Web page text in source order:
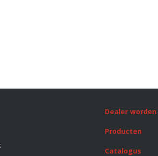
Dealer worden
Producten
Catalogus